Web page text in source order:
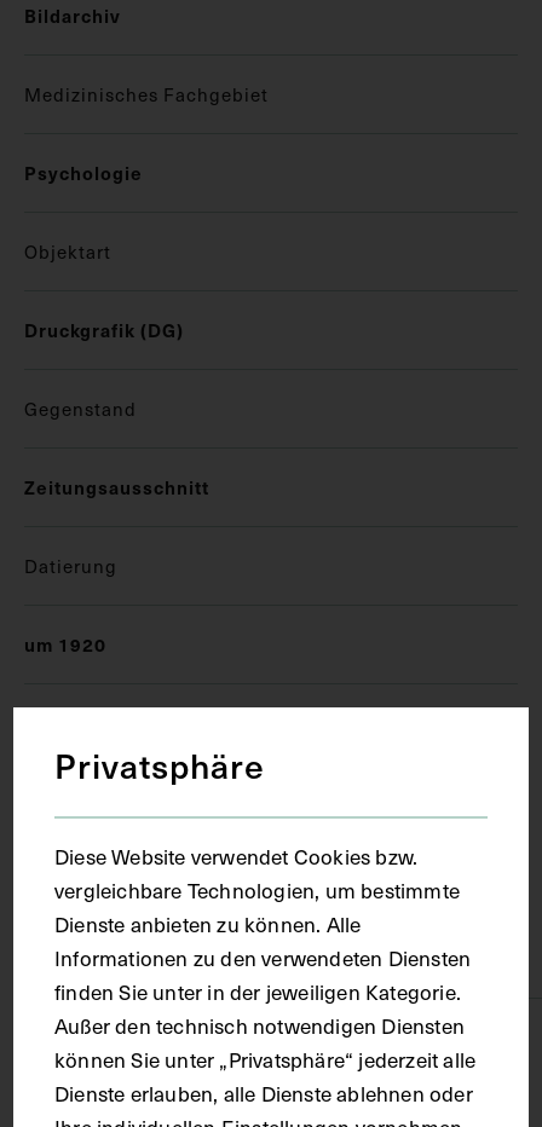
Bildarchiv
Medizinisches Fachgebiet
Psychologie
Objektart
Druckgrafik (DG)
Gegenstand
Zeitungsausschnitt
Datierung
um 1920
Material
Karton
Technik
Druck
Privatsphäre
Diese Website verwendet Cookies bzw.
vergleichbare Technologien, um bestimmte
Dienste anbieten zu können. Alle
Informationen zu den verwendeten Diensten
finden Sie unter in der jeweiligen Kategorie.
Außer den technisch notwendigen Diensten
können Sie unter „Privatsphäre“ jederzeit alle
Dienste erlauben, alle Dienste ablehnen oder